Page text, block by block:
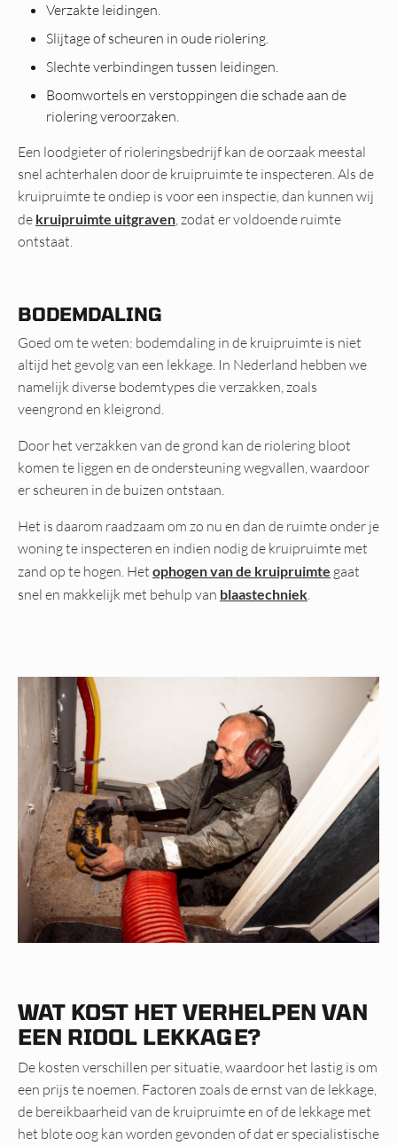
Verzakte leidingen.
Slijtage of scheuren in oude riolering.
Slechte verbindingen tussen leidingen.
Boomwortels en verstoppingen die schade aan de
riolering veroorzaken.
Een loodgieter of rioleringsbedrijf kan de oorzaak meestal
snel achterhalen door de kruipruimte te inspecteren. Als de
kruipruimte te ondiep is voor een inspectie, dan kunnen wij
de kruipruimte uitgraven, zodat er voldoende ruimte
ontstaat.
BODEMDALING
Goed om te weten: bodemdaling in de kruipruimte is niet
altijd het gevolg van een lekkage. In Nederland hebben we
namelijk diverse bodemtypes die verzakken, zoals
veengrond en kleigrond.
Door het verzakken van de grond kan de riolering bloot
komen te liggen en de ondersteuning wegvallen, waardoor
er scheuren in de buizen ontstaan.
Het is daarom raadzaam om zo nu en dan de ruimte onder je
woning te inspecteren en indien nodig de kruipruimte met
zand op te hogen. Het ophogen van de kruipruimte gaat
snel en makkelijk met behulp van blaastechniek.
WAT KOST HET VERHELPEN VAN
EEN RIOOL LEKKAGE?
De kosten verschillen per situatie, waardoor het lastig is om
een prijs te noemen. Factoren zoals de ernst van de lekkage,
de bereikbaarheid van de kruipruimte en of de lekkage met
het blote oog kan worden gevonden of dat er specialistische